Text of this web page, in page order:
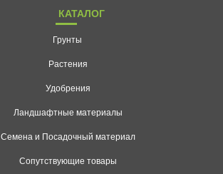
КАТАЛОГ
Грунты
Растения
Удобрения
Ландшафтные материалы
Семена и Посадочный материал
Сопутствующие товары